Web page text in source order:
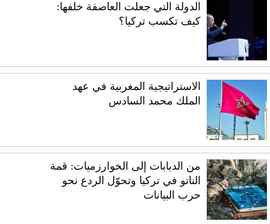
الدولة التي جعلت العاصفة خلفها:
كيف تكسب تركيا؟
الاستراتيجية المغربية في عهد
الملك محمد السادس
من الدبابات إلى الخوارزميات: قمة
الناتو في تركيا وتحوّل الردع نحو
حرب البيانات